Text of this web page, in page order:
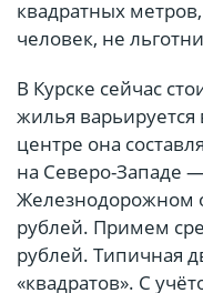
квадратных
человек, не
В Курске сейчас
жилья варьируется
центре она
на Северо-Западе
Железнодорожном
рублей. Примем
рублей. Типичная
«квадратов». С